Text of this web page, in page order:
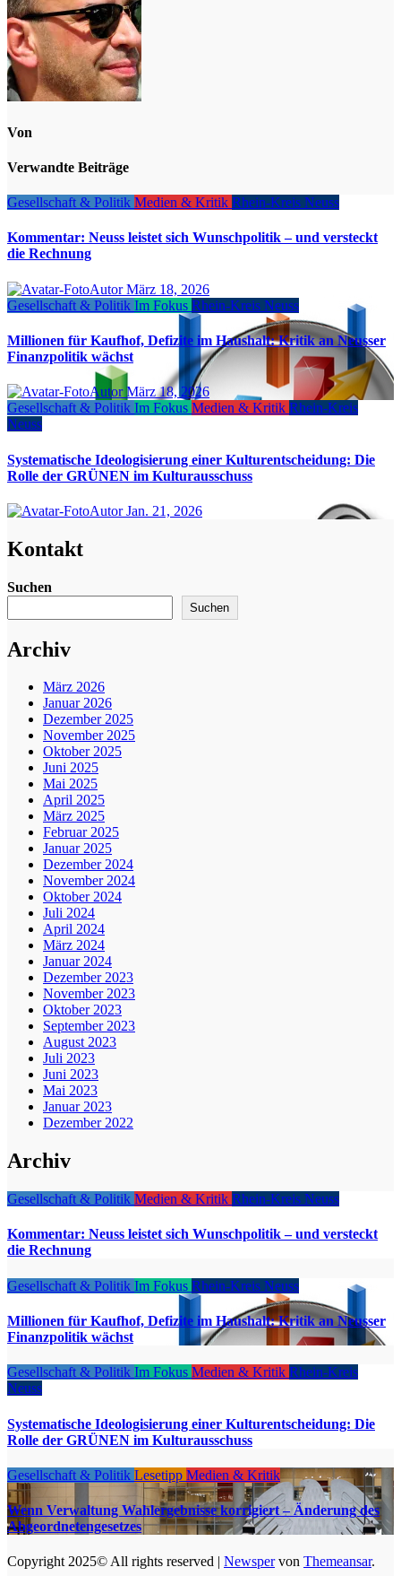
Von
Verwandte Beiträge
Gesellschaft & Politik Medien & Kritik Rhein-Kreis Neuss
Kommentar: Neuss leistet sich Wunschpolitik – und versteckt
die Rechnung
AutorMärz 18, 2026
Gesellschaft & Politik Im Fokus Rhein-Kreis Neuss
Millionen für Kaufhof, Defizite im Haushalt: Kritik an Neusser
Finanzpolitik wächst
AutorMärz 18, 2026
Gesellschaft & Politik Im Fokus Medien & Kritik Rhein-Kreis
Neuss
Systematische Ideologisierung einer Kulturentscheidung: Die
Rolle der GRÜNEN im Kulturausschuss
AutorJan. 21, 2026
Kontakt
Suchen
Suchen
Archiv
März 2026
Januar 2026
Dezember 2025
November 2025
Oktober 2025
Juni 2025
Mai 2025
April 2025
März 2025
Februar 2025
Januar 2025
Dezember 2024
November 2024
Oktober 2024
Juli 2024
April 2024
März 2024
Januar 2024
Dezember 2023
November 2023
Oktober 2023
September 2023
August 2023
Juli 2023
Juni 2023
Mai 2023
Januar 2023
Dezember 2022
Archiv
Gesellschaft & Politik Medien & Kritik Rhein-Kreis Neuss
Kommentar: Neuss leistet sich Wunschpolitik – und versteckt
die Rechnung
Gesellschaft & Politik Im Fokus Rhein-Kreis Neuss
Millionen für Kaufhof, Defizite im Haushalt: Kritik an Neusser
Finanzpolitik wächst
Gesellschaft & Politik Im Fokus Medien & Kritik Rhein-Kreis
Neuss
Systematische Ideologisierung einer Kulturentscheidung: Die
Rolle der GRÜNEN im Kulturausschuss
Gesellschaft & Politik Lesetipp Medien & Kritik
Wenn Verwaltung Wahlergebnisse korrigiert – Änderung des
Abgeordnetengesetzes
Copyright 2025© All rights reserved | Newspervon Themeansar.